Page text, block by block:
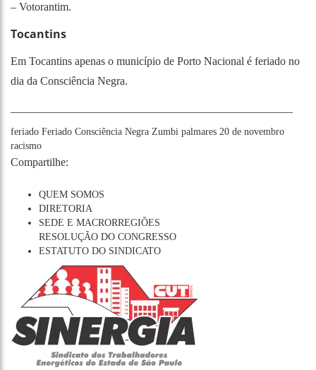
– Votorantim.
Tocantins
Em Tocantins apenas o município de Porto Nacional é feriado no
dia da Consciência Negra.
feriado Feriado Consciência Negra Zumbi palmares 20 de novembro
racismo
Compartilhe:
QUEM SOMOS
DIRETORIA
SEDE E MACRORREGIÕES
RESOLUÇÃO DO CONGRESSO
ESTATUTO DO SINDICATO